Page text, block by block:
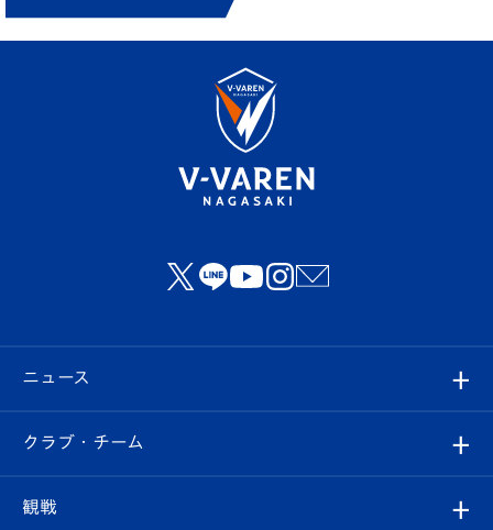
ニュース
すべて
クラブ・チーム
観戦